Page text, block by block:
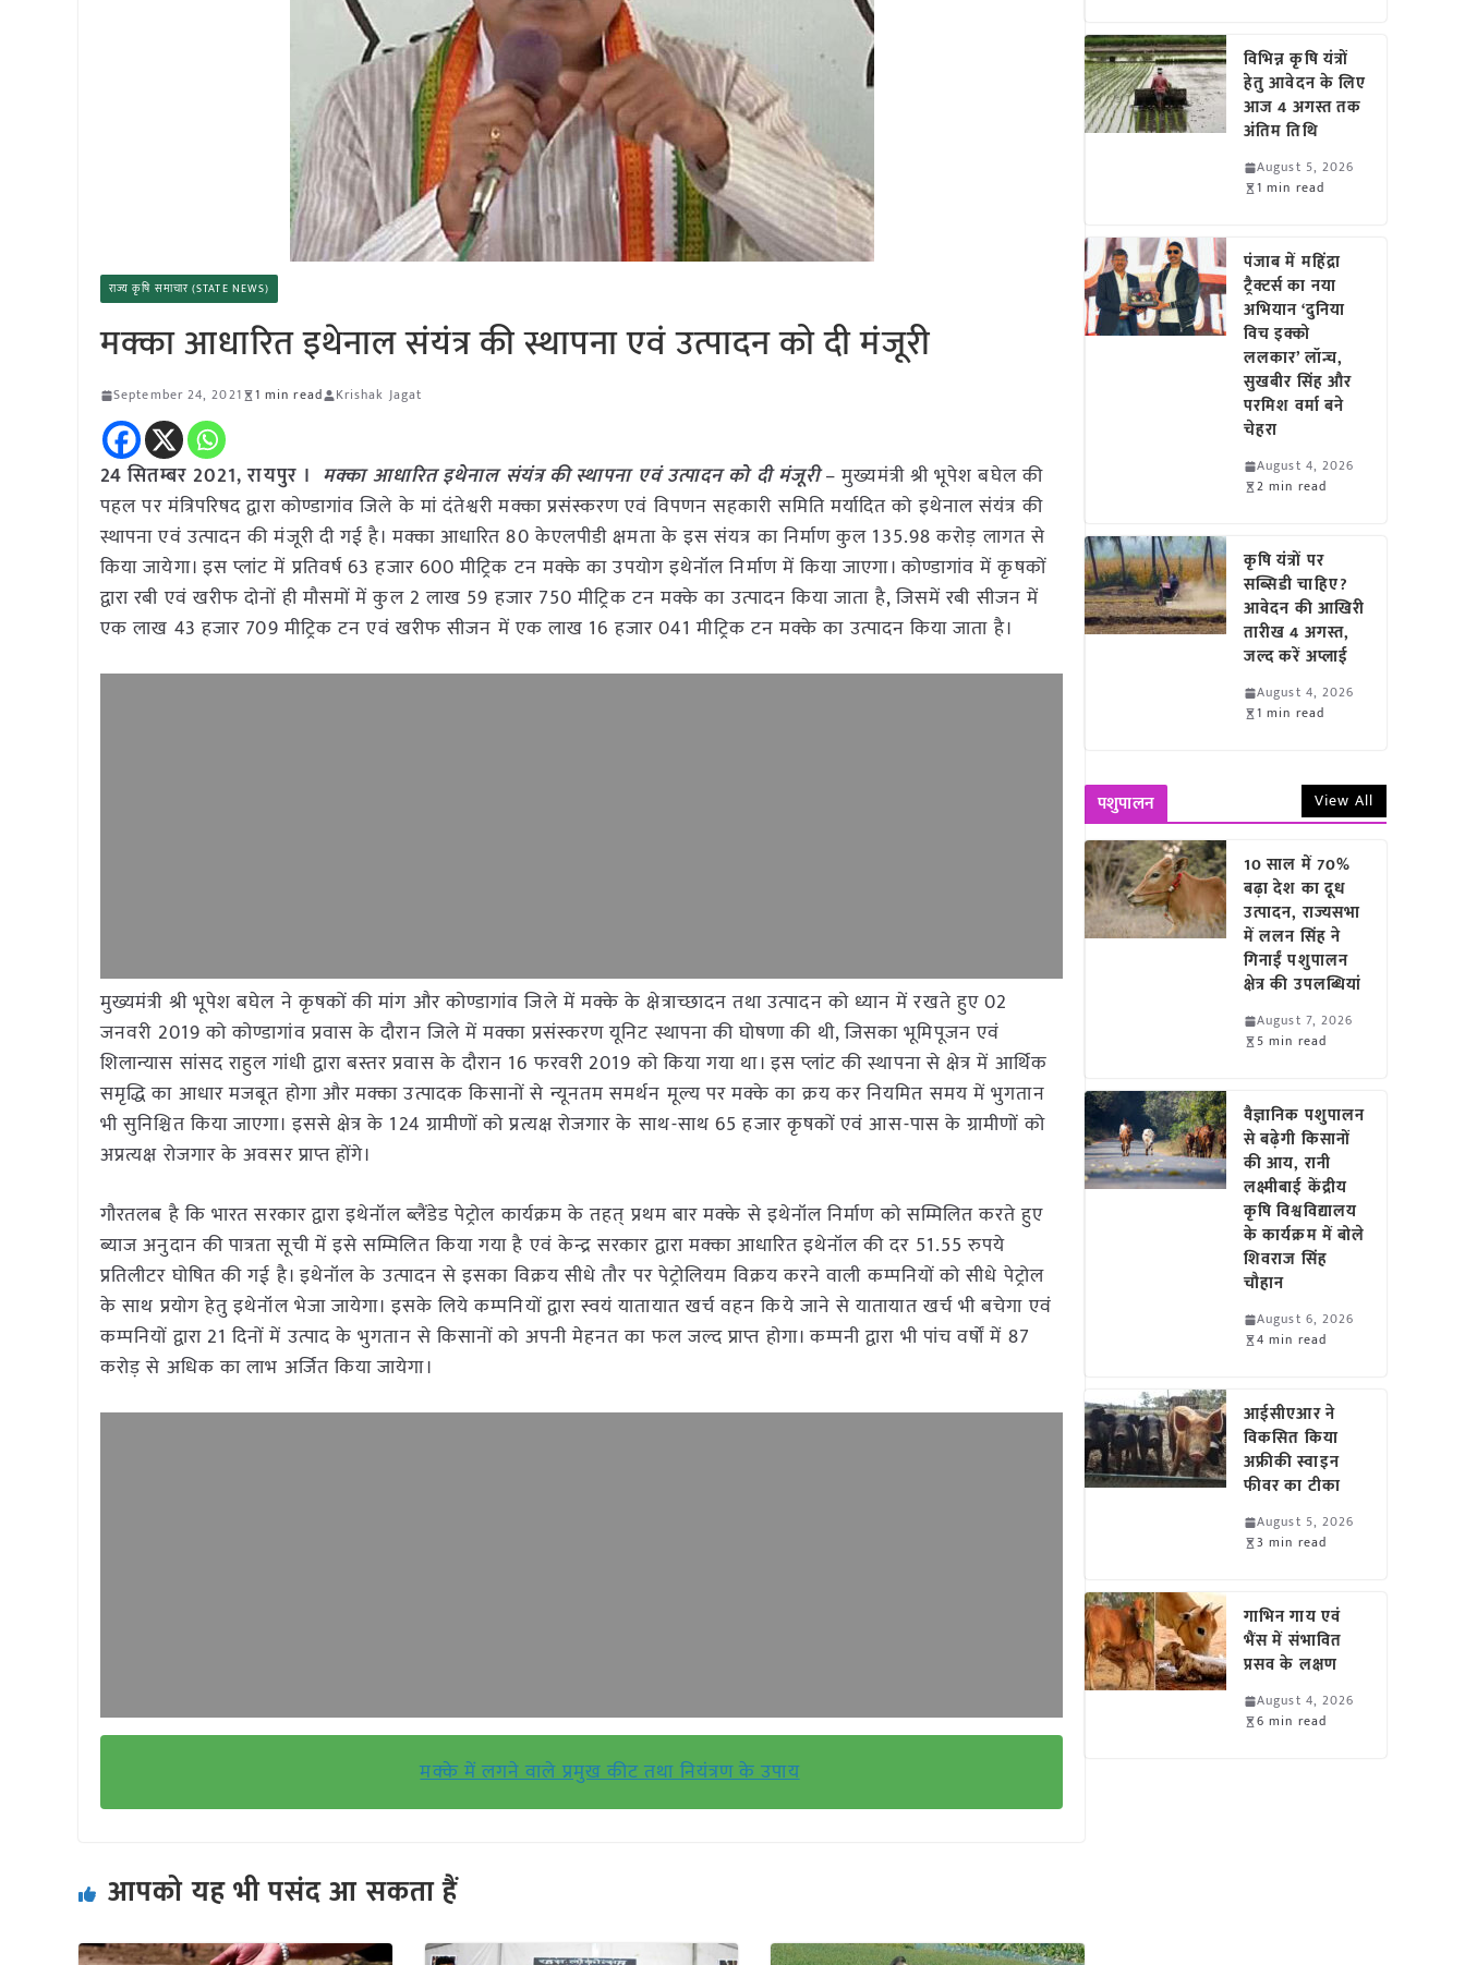
राज्य कृषि समाचार (STATE NEWS)
मक्का आधारित इथेनाल संयंत्र की स्थापना एवं उत्पादन को दी मंजूरी
September 24, 2021 1 min read Krishak Jagat
24 सितम्बर 2021, रायपुर । मक्का आधारित इथेनाल संयंत्र की स्थापना एवं उत्पादन को दी मंजूरी– मुख्यमंत्री श्री भूपेश बघेल की
पहल पर मंत्रिपरिषद द्वारा कोण्डागांव जिले के मां दंतेश्वरी मक्का प्रसंस्करण एवं विपणन सहकारी समिति मर्यादित को इथेनाल संयंत्र की
स्थापना एवं उत्पादन की मंजूरी दी गई है। मक्का आधारित 80 केएलपीडी क्षमता के इस संयत्र का निर्माण कुल 135.98 करोड़ लागत से
किया जायेगा। इस प्लांट में प्रतिवर्ष 63 हजार 600 मीट्रिक टन मक्के का उपयोग इथेनॉल निर्माण में किया जाएगा। कोण्डागांव में कृषकों
द्वारा रबी एवं खरीफ दोनों ही मौसमों में कुल 2 लाख 59 हजार 750 मीट्रिक टन मक्के का उत्पादन किया जाता है, जिसमें रबी सीजन में
एक लाख 43 हजार 709 मीट्रिक टन एवं खरीफ सीजन में एक लाख 16 हजार 041 मीट्रिक टन मक्के का उत्पादन किया जाता है।
मुख्यमंत्री श्री भूपेश बघेल ने कृषकों की मांग और कोण्डागांव जिले में मक्के के क्षेत्राच्छादन तथा उत्पादन को ध्यान में रखते हुए 02
जनवरी 2019 को कोण्डागांव प्रवास के दौरान जिले में मक्का प्रसंस्करण यूनिट स्थापना की घोषणा की थी, जिसका भूमिपूजन एवं
शिलान्यास सांसद राहुल गांधी द्वारा बस्तर प्रवास के दौरान 16 फरवरी 2019 को किया गया था। इस प्लांट की स्थापना से क्षेत्र में आर्थिक
समृद्धि का आधार मजबूत होगा और मक्का उत्पादक किसानों से न्यूनतम समर्थन मूल्य पर मक्के का क्रय कर नियमित समय में भुगतान
भी सुनिश्चित किया जाएगा। इससे क्षेत्र के 124 ग्रामीणों को प्रत्यक्ष रोजगार के साथ-साथ 65 हजार कृषकों एवं आस-पास के ग्रामीणों को
अप्रत्यक्ष रोजगार के अवसर प्राप्त होंगे।
गौरतलब है कि भारत सरकार द्वारा इथेनॉल ब्लैंडेड पेट्रोल कार्यक्रम के तहत् प्रथम बार मक्के से इथेनॉल निर्माण को सम्मिलित करते हुए
ब्याज अनुदान की पात्रता सूची में इसे सम्मिलित किया गया है एवं केन्द्र सरकार द्वारा मक्का आधारित इथेनॉल की दर 51.55 रुपये
प्रतिलीटर घोषित की गई है। इथेनॉल के उत्पादन से इसका विक्रय सीधे तौर पर पेट्रोलियम विक्रय करने वाली कम्पनियों को सीधे पेट्रोल
के साथ प्रयोग हेतु इथेनॉल भेजा जायेगा। इसके लिये कम्पनियों द्वारा स्वयं यातायात खर्च वहन किये जाने से यातायात खर्च भी बचेगा एवं
कम्पनियों द्वारा 21 दिनों में उत्पाद के भुगतान से किसानों को अपनी मेहनत का फल जल्द प्राप्त होगा। कम्पनी द्वारा भी पांच वर्षों में 87
करोड़ से अधिक का लाभ अर्जित किया जायेगा।
मक्के में लगने वाले प्रमुख कीट तथा नियंत्रण के उपाय
आपको यह भी पसंद आ सकता हैं
विभिन्न कृषि यंत्रों
हेतु आवेदन के लिए
आज 4 अगस्त तक
अंतिम तिथि
August 5, 2026
1 min read
पंजाब में महिंद्रा
ट्रैक्टर्स का नया
अभियान ‘दुनिया
विच इक्को
ललकार’ लॉन्च,
सुखबीर सिंह और
परमिश वर्मा बने
चेहरा
August 4, 2026
2 min read
कृषि यंत्रों पर
सब्सिडी चाहिए?
आवेदन की आखिरी
तारीख 4 अगस्त,
जल्द करें अप्लाई
August 4, 2026
1 min read
पशुपालन View All
10 साल में 70%
बढ़ा देश का दूध
उत्पादन, राज्यसभा
में ललन सिंह ने
गिनाईं पशुपालन
क्षेत्र की उपलब्धियां
August 7, 2026
5 min read
वैज्ञानिक पशुपालन
से बढ़ेगी किसानों
की आय, रानी
लक्ष्मीबाई केंद्रीय
कृषि विश्वविद्यालय
के कार्यक्रम में बोले
शिवराज सिंह
चौहान
August 6, 2026
4 min read
आईसीएआर ने
विकसित किया
अफ्रीकी स्वाइन
फीवर का टीका
August 5, 2026
3 min read
गाभिन गाय एवं
भैंस में संभावित
प्रसव के लक्षण
August 4, 2026
6 min read